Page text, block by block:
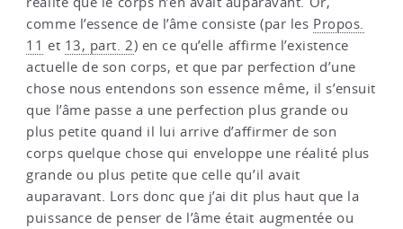
comme l’essence de l’âme consiste (par les Propos.
11 et 13, part. 2) en ce qu’elle affirme l’existence
actuelle de son corps, et que par perfection d’une
chose nous entendons son essence même, il s’ensuit
que l’âme passe a une perfection plus grande ou
plus petite quand il lui arrive d’affirmer de son
corps quelque chose qui enveloppe une réalité plus
grande ou plus petite que celle qu’il avait
auparavant. Lors donc que j’ai dit plus haut que la
puissance de penser de l’âme était augmentée ou